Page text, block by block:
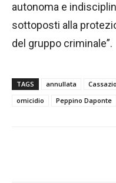
autonoma e
sottoposti alla
del gruppo criminale”.
TAGS annullata
omicidio
Peppino Daponte